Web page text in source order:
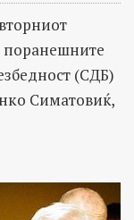
поранешните
(СДБ)
Симатовиќ,